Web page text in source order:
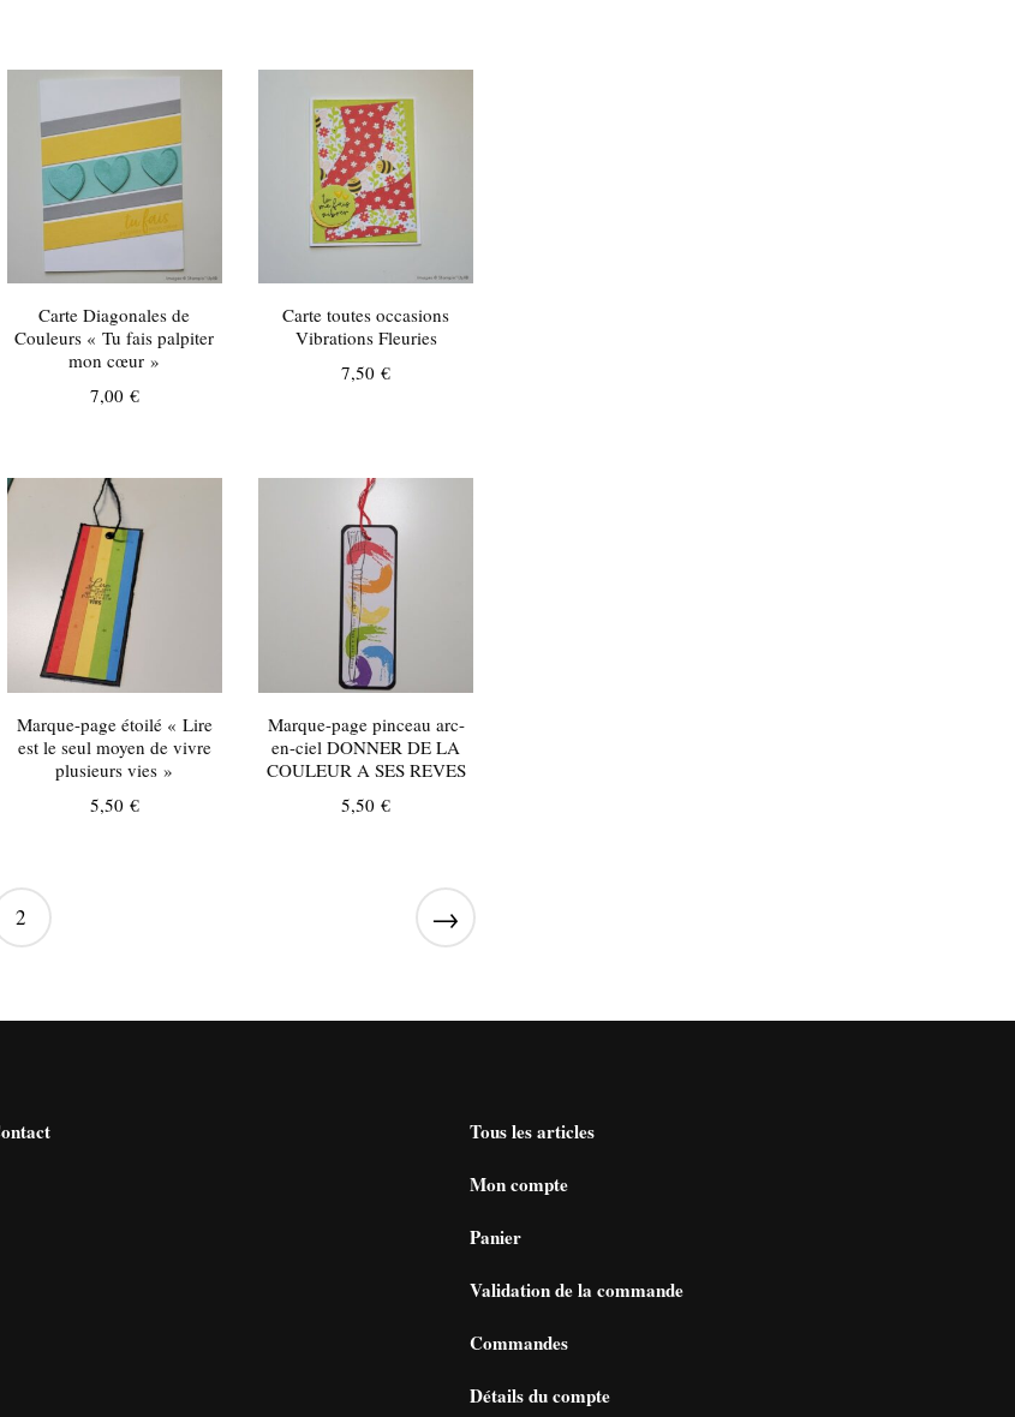
Carte Diagonales de
Couleurs « Tu fais palpiter
mon cœur »
7,00 €
Carte toutes occasions
Vibrations Fleuries
7,50€
Marque-page étoilé « Lire
est le seul moyen de vivre
plusieurs vies »
5,50 €
Marque-page pinceau arc-
en-ciel DONNER DE LA
COULEUR A SES REVES
5,50€
2 →
Tous les articles
Mon compte
Panier
Validation de la commande
Commandes
Détails du compte